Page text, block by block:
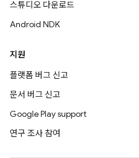
스튜디오 다운로드
Android NDK
지원
플랫폼 버그 신고
문서 버그 신고
Google Play support
연구 조사 참여